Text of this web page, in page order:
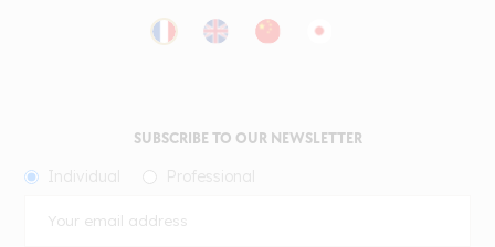
SUBSCRIBE TO OUR NEWSLETTER